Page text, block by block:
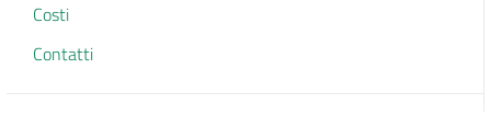
Costi
Contatti